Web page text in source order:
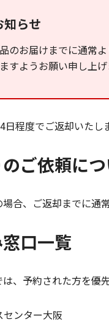
知らせ
のお届けまでに通常
すようお願い申し上げ
程度でご返却いたし
ご依頼に
合、ご返却までに通
口一覧
、予約された方を優
センター大阪